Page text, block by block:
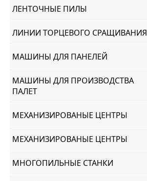
ЛЕНТОЧНЫЕ ПИЛЫ
ЛИНИИ ТОРЦЕВОГО СРАЩИВАНИЯ
МАШИНЫ ДЛЯ ПАНЕЛЕЙ
МАШИНЫ ДЛЯ ПРОИЗВОДСТВА
ПАЛЕТ
МЕХАНИЗИРОВАНЫЕ ЦЕНТРЫ
МЕХАНИЗИРОВАНЫЕ ЦЕНТРЫ
МНОГОПИЛЬНЫЕ СТАНКИ